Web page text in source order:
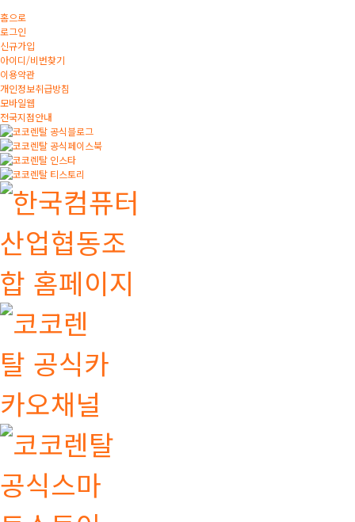
홈으로
로그인
신규가입
아이디/비번찾기
이용약관
개인정보취급방침
모바일웹
전국지점안내